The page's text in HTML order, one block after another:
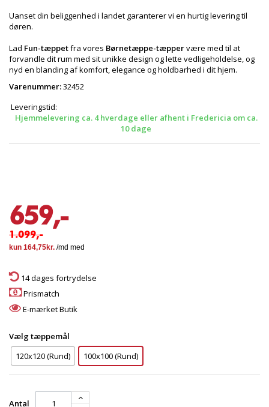
Uanset din beliggenhed i landet garanterer vi en hurtig levering til
døren.
Lad Fun-tæppetfra vores Børnetæppe-tæppervære med til at
forvandle dit rum med sit unikke design og lette vedligeholdelse, og
nyd en blanding af komfort, elegance og holdbarhed i dit hjem.
Varenummer:32452
Leveringstid:
Hjemmelevering ca. 4 hverdage eller afhent i Fredericia om ca.
10 dage
659,-
1.099,-
14 dages fortrydelse
Prismatch
E-mærket Butik
Vælg tæppemål
120x120 (Rund)
100x100 (Rund)
Antal